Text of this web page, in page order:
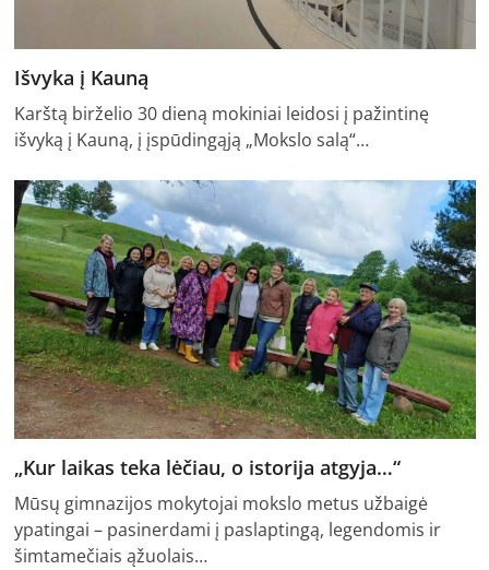
Išvyka į Kauną
Karštą birželio 30 dieną mokiniai leidosi į pažintinę
išvyką į Kauną, į įspūdingąją „Mokslo salą“…
„Kur laikas teka lėčiau, o istorija atgyja…“
Mūsų gimnazijos mokytojai mokslo metus užbaigė
ypatingai – pasinerdami į paslaptingą, legendomis ir
šimtamečiais ąžuolais…